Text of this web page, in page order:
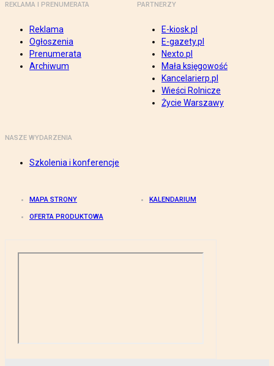
REKLAMA I PRENUMERATA
Reklama
Ogłoszenia
Prenumerata
Archiwum
PARTNERZY
E-kiosk.pl
E-gazety.pl
Nexto.pl
Mała księgowość
Kancelarierp.pl
Wieści Rolnicze
Życie Warszawy
NASZE WYDARZENIA
Szkolenia i konferencje
MAPA STRONY KALENDARIUM
OFERTA PRODUKTOWA